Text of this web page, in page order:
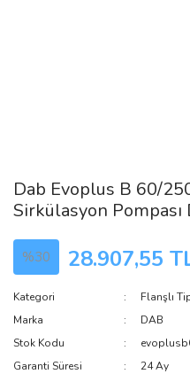
Dab Evoplus B 60/
Sirkülasyon Pompası
%30 28.907,55
Kategori
Flanşlı
Marka
DAB
Stok Kodu
Garanti Süresi
24 Ay